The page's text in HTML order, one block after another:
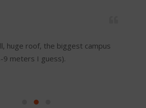
huge roof, the biggest campus
meters I guess).